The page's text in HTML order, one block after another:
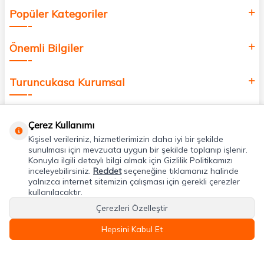
Popüler Kategoriler
Önemli Bilgiler
Turuncukasa Kurumsal
Uygulamalarımız
Adres & İletişim
Çerez Kullanımı
Kişisel verileriniz, hizmetlerimizin daha iyi bir şekilde
sunulması için mevzuata uygun bir şekilde toplanıp işlenir.
Konuyla ilgili detaylı bilgi almak için Gizlilik Politikamızı
inceleyebilirsiniz. Reddetseçeneğine tıklamanız halinde
yalnızca internet sitemizin çalışması için gerekli çerezler
kullanılacaktır.
Çerezleri Özelleştir
Hepsini Kabul Et